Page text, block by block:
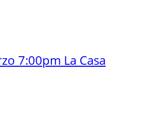
7:00pm La Casa